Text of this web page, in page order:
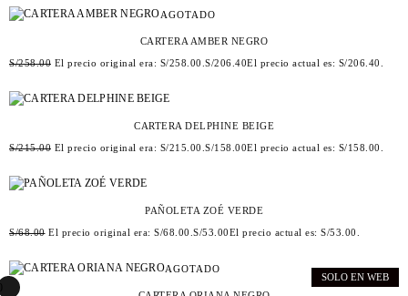
SOLO EN WEB
AGOTADO
CARTERA AMBER NEGRO
S/258.00 El precio original era: S/258.00.S/206.40El precio actual es: S/206.40.
CARTERA DELPHINE BEIGE
S/215.00 El precio original era: S/215.00. S/158.00El precio actual es: S/158.00.
PAÑOLETA ZOÉ VERDE
S/68.00 El precio original era: S/68.00. S/53.00El precio actual es: S/53.00.
AGOTADO